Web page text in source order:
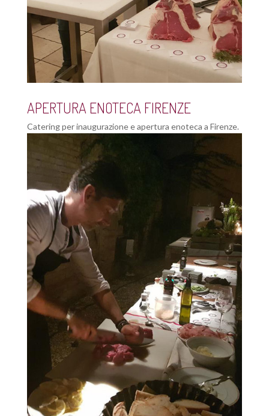
APERTURA ENOTECA FIRENZE
Catering per inaugurazione e apertura enoteca a Firenze.